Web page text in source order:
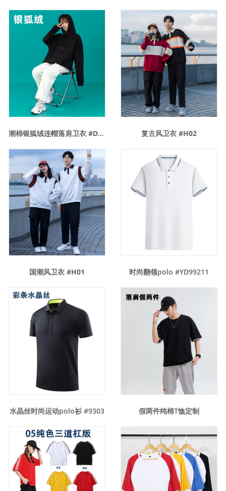
潮棉银狐绒连帽落肩卫衣 #D14 复古风卫衣 #H02
国潮风卫衣 #H01 时尚翻领polo #YD99211
水晶丝时尚运动polo衫 #9303 假两件纯棉T恤定制